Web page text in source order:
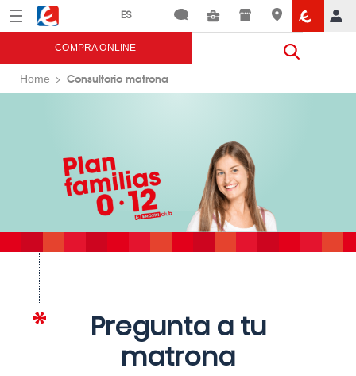
Menú Eroski
COMPRA ONLINE
Home Consultorio matrona
Pregunta a tu
matrona